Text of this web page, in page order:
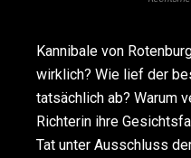
Kannibale von
wirklich? Wie lief der
tatsächlich ab? Warum
Richterin ihre
Tat unter Ausschluss